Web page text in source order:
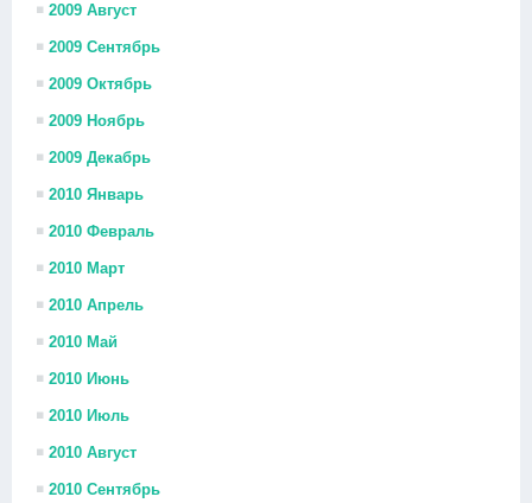
2009 Август
2009 Сентябрь
2009 Октябрь
2009 Ноябрь
2009 Декабрь
2010 Январь
2010 Февраль
2010 Март
2010 Апрель
2010 Май
2010 Июнь
2010 Июль
2010 Август
2010 Сентябрь